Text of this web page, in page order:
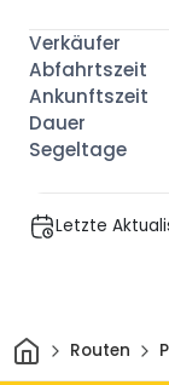
Letzte
HeimRouten